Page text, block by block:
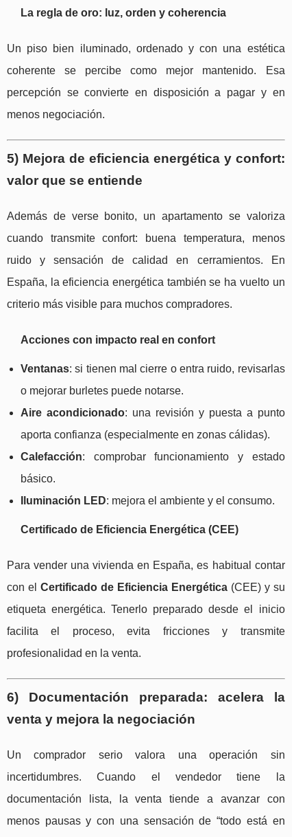
La regla de oro: luz, orden y coherencia
Un piso bien iluminado, ordenado y con una estética
coherente se percibe como mejor mantenido. Esa
percepción se convierte en disposición a pagar y en
menos negociación.
5) Mejora de eficiencia energética y confort:
valor que se entiende
Además de verse bonito, un apartamento se valoriza
cuando transmite confort: buena temperatura, menos
ruido y sensación de calidad en cerramientos. En
España, la eficiencia energética también se ha vuelto un
criterio más visible para muchos compradores.
Acciones con impacto real en confort
Ventanas: si tienen mal cierre o entra ruido, revisarlas
o mejorar burletes puede notarse.
Aire acondicionado: una revisión y puesta a punto
aporta confianza (especialmente en zonas cálidas).
Calefacción: comprobar funcionamiento y estado
básico.
Iluminación LED: mejora el ambiente y el consumo.
Certificado de Eficiencia Energética (CEE)
Para vender una vivienda en España, es habitual contar
con el Certificado de Eficiencia Energética(CEE) y su
etiqueta energética. Tenerlo preparado desde el inicio
facilita el proceso, evita fricciones y transmite
profesionalidad en la venta.
6) Documentación preparada: acelera la
venta y mejora la negociación
Un comprador serio valora una operación sin
incertidumbres. Cuando el vendedor tiene la
documentación lista, la venta tiende a avanzar con
menos pausas y con una sensación de “todo está en